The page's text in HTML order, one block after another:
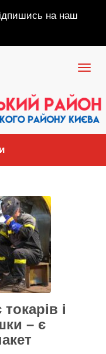
на наш
і
– є